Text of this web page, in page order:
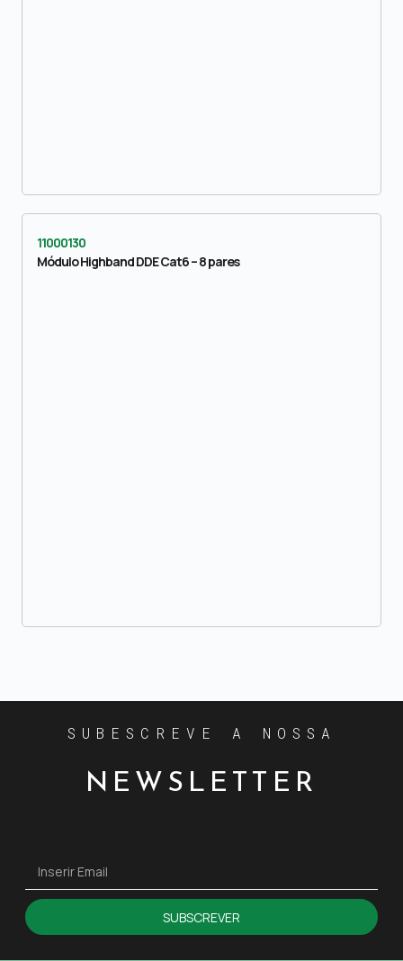
11000130
Módulo Highband DDE Cat6 – 8 pares
SUBESCREVE A NOSSA
NEWSLETTER
SUBSCREVER